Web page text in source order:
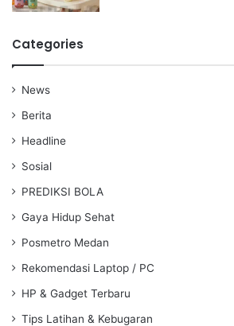
Categories
News
Berita
Headline
Sosial
PREDIKSI BOLA
Gaya Hidup Sehat
Posmetro Medan
Rekomendasi Laptop / PC
HP & Gadget Terbaru
Tips Latihan & Kebugaran